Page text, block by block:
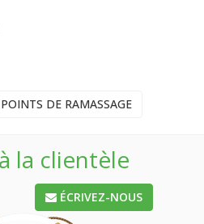
DE RAMASSAGE
la clientèle
ÉCRIVEZ-NOUS